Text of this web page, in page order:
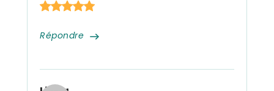
Répondre